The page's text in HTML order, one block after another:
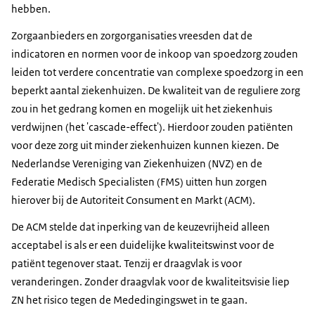
hebben.
Zorgaanbieders en zorgorganisaties vreesden dat de
indicatoren en normen voor de inkoop van spoedzorg zouden
leiden tot verdere concentratie van complexe spoedzorg in een
beperkt aantal ziekenhuizen. De kwaliteit van de reguliere zorg
zou in het gedrang komen en mogelijk uit het ziekenhuis
verdwijnen (het 'cascade-effect'). Hierdoor zouden patiënten
voor deze zorg uit minder ziekenhuizen kunnen kiezen. De
Nederlandse Vereniging van Ziekenhuizen (NVZ) en de
Federatie Medisch Specialisten (FMS) uitten hun zorgen
hierover bij de Autoriteit Consument en Markt (ACM).
De ACM stelde dat inperking van de keuzevrijheid alleen
acceptabel is als er een duidelijke kwaliteitswinst voor de
patiënt tegenover staat. Tenzij er draagvlak is voor
veranderingen. Zonder draagvlak voor de kwaliteitsvisie liep
ZN het risico tegen de Mededingingswet in te gaan.